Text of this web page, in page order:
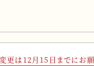
更は12月15日までにお願